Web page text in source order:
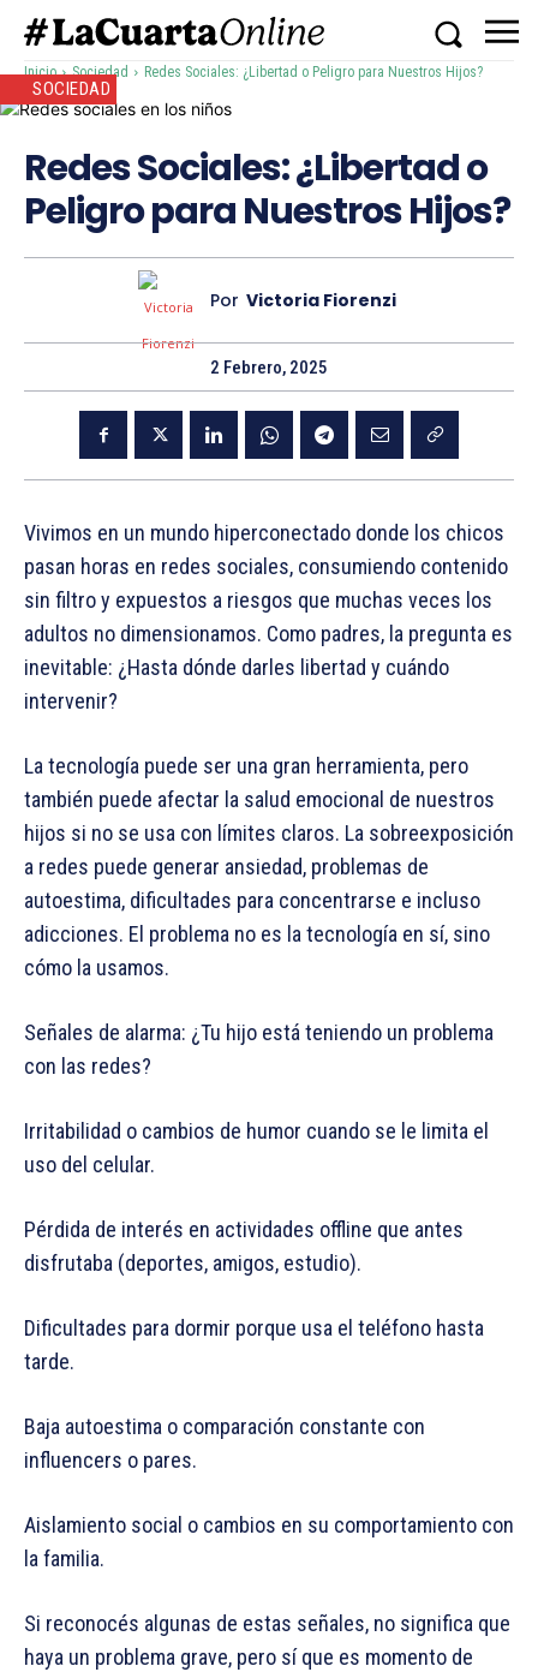
Inicio Sociedad Redes Sociales: ¿Libertad o Peligro para Nuestros Hijos?
SOCIEDAD
Redes Sociales: ¿Libertad o
Peligro para Nuestros Hijos?
Por Victoria Fiorenzi
2 Febrero, 2025
Vivimos en un mundo hiperconectado donde los chicos
pasan horas en redes sociales, consumiendo contenido
sin filtro y expuestos a riesgos que muchas veces los
adultos no dimensionamos. Como padres, la pregunta es
inevitable: ¿Hasta dónde darles libertad y cuándo
intervenir?
La tecnología puede ser una gran herramienta, pero
también puede afectar la salud emocional de nuestros
hijos si no se usa con límites claros. La sobreexposición
a redes puede generar ansiedad, problemas de
autoestima, dificultades para concentrarse e incluso
adicciones. El problema no es la tecnología en sí, sino
cómo la usamos.
Señales de alarma: ¿Tu hijo está teniendo un problema
con las redes?
Irritabilidad o cambios de humor cuando se le limita el
uso del celular.
Pérdida de interés en actividades offline que antes
disfrutaba (deportes, amigos, estudio).
Dificultades para dormir porque usa el teléfono hasta
tarde.
Baja autoestima o comparación constante con
influencers o pares.
Aislamiento social o cambios en su comportamiento con
la familia.
Si reconocés algunas de estas señales, no significa que
haya un problema grave, pero sí que es momento de